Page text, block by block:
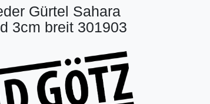
Gürtel Sahara
3cm breit 301903